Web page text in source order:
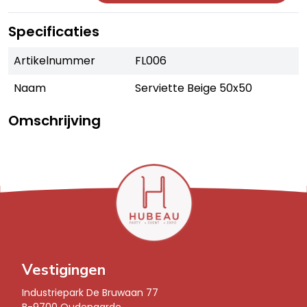
Specificaties
Artikelnummer
FL006
Naam
Serviette Beige 50x50
Omschrijving
Vestigingen
Industriepark De Bruwaan 77